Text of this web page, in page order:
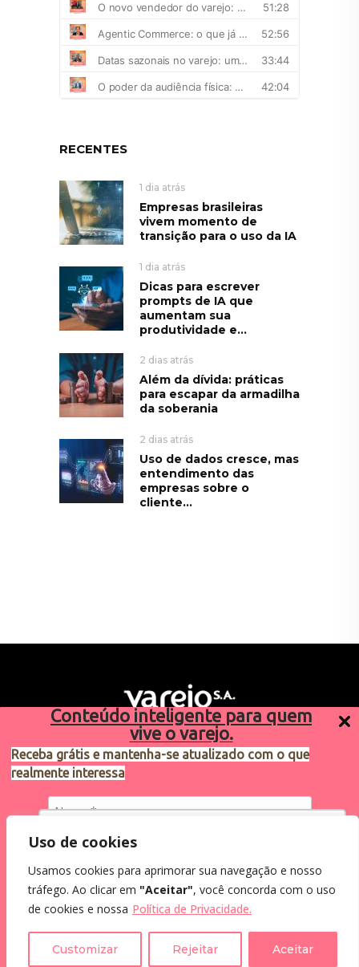
Conteúdo inteligente para quem
vive o varejo.
Receba grátis e mantenha-se atualizado com o que
realmente interessa
Eu concordo em receber comunicações.
Ao informar meus dados, eu concordo com a
Assine a Newsletter
Utilizamos cookies para oferecer melhor
como você interage em nosso site e
personalizar conteúdo.
Uso de cookies
Usamos cookies para aprimorar sua navegação e nosso
tráfego. Ao clicar em "Aceitar", você concorda com o uso
de cookies e nossa Política de Privacidade.
Customizar Rejeitar Aceitar
RECENTES
1 dia atrás
Empresas brasileiras
vivem momento de
transição para o uso da IA
1 dia atrás
Dicas para escrever
prompts de IA que
aumentam sua
produtividade e...
2 dias atrás
Além da dívida: práticas
para escapar da armadilha
da soberania
2 dias atrás
Uso de dados cresce, mas
entendimento das
empresas sobre o
cliente...
Sugestões de pauta
varejosa@cndl.org.br
2024®. Todos os direitos reservados.